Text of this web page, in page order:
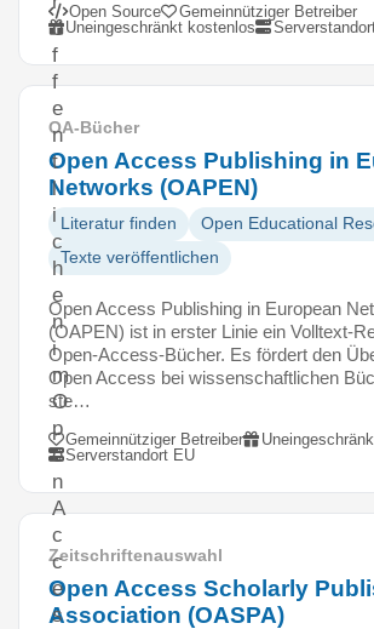
ö
f
f
e
n
t
l
i
c
h
e
n
i
m
O
p
e
n
A
c
c
e
s
Open Source
Gemeinnütziger Betreiber
Uneingeschränkt kostenlos
OA-Bücher
Open Access Publishing in
Networks (OAPEN)
Literatur finden
Open Educational
Texte veröffentlichen
Open Access Publishing in European
(OAPEN) ist in erster Linie ein Volltext-
Open-Access-Bücher. Es fördert den
Open Access bei wissenschaftlichen
ste…
Gemeinnütziger Betreiber
Serverstandort EU
Zeitschriftenauswahl
Open Access Scholarly
Association (OASPA)